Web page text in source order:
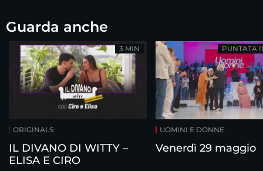
Guarda anche
ORIGINALS
IL DIVANO DI WITTY –
ELISA E CIRO
3 MIN
UOMINI E DONNE
Venerdì 29 maggio
PUNTATA